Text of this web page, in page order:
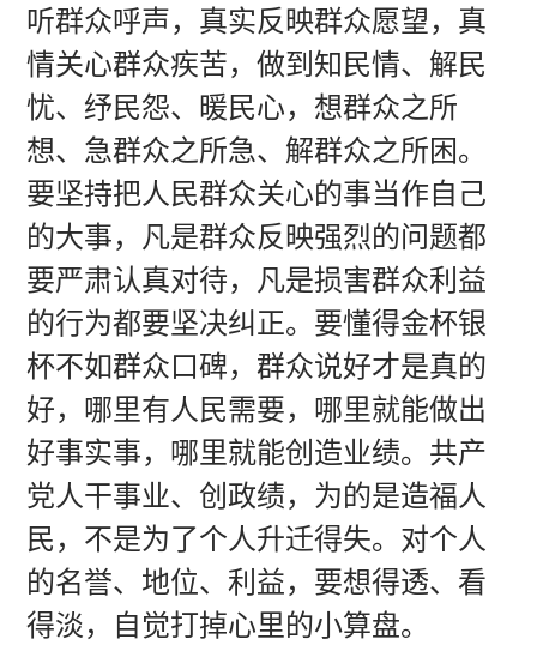
听群众呼声，真实反映群众愿望，真
情关心群众疾苦，做到知民情、解民
忧、纾民怨、暖民心，想群众之所
想、急群众之所急、解群众之所困。
要坚持把人民群众关心的事当作自己
的大事，凡是群众反映强烈的问题都
要严肃认真对待，凡是损害群众利益
的行为都要坚决纠正。要懂得金杯银
杯不如群众口碑，群众说好才是真的
好，哪里有人民需要，哪里就能做出
好事实事，哪里就能创造业绩。共产
党人干事业、创政绩，为的是造福人
民，不是为了个人升迁得失。对个人
的名誉、地位、利益，要想得透、看
得淡，自觉打掉心里的小算盘。